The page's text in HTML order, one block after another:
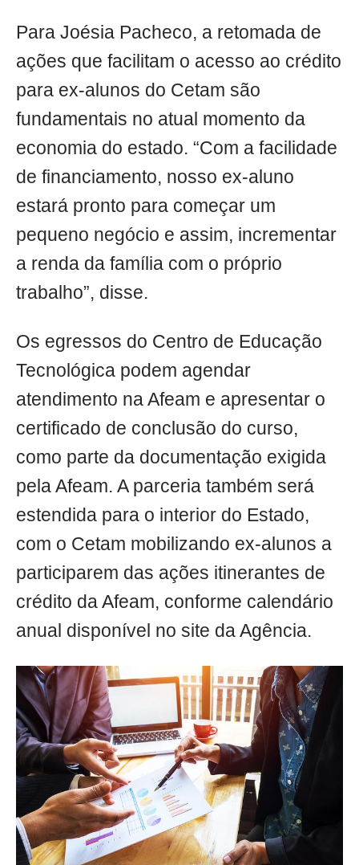
Para Joésia Pacheco, a retomada de
ações que facilitam o acesso ao crédito
para ex-alunos do Cetam são
fundamentais no atual momento da
economia do estado. “Com a facilidade
de financiamento, nosso ex-aluno
estará pronto para começar um
pequeno negócio e assim, incrementar
a renda da família com o próprio
trabalho”, disse.
Os egressos do Centro de Educação
Tecnológica podem agendar
atendimento na Afeam e apresentar o
certificado de conclusão do curso,
como parte da documentação exigida
pela Afeam. A parceria também será
estendida para o interior do Estado,
com o Cetam mobilizando ex-alunos a
participarem das ações itinerantes de
crédito da Afeam, conforme calendário
anual disponível no site da Agência.